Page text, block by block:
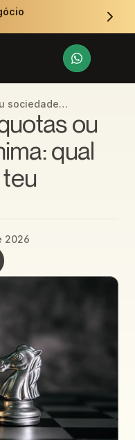
sociedade
o teu negócioou
qual
2026